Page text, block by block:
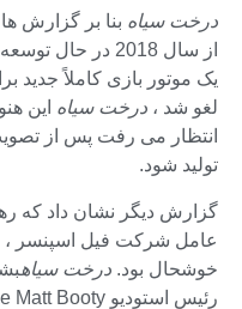
درخت سیاه بنا بر گزارش
از سال 2018 در
یک موتور بازی کاملاً جدید
لغو شد ، درخت سیاه این
تولید شود.
گزارش دیگر نشان داد که
عامل شرکت فیل اسپنسر ، از
خوشحال بود. درخت سیاه